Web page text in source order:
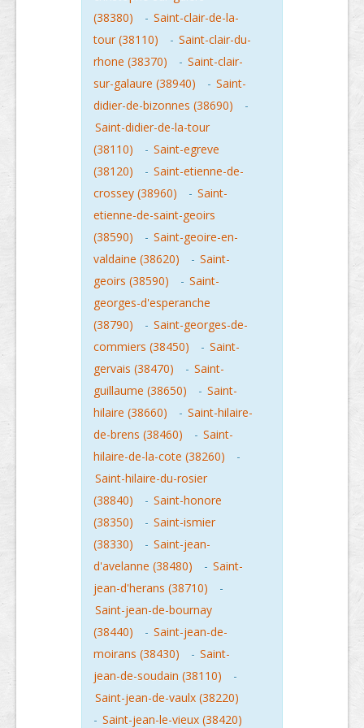
(38380)
- Saint-clair-de-la-
tour (38110)
- Saint-clair-du-
rhone (38370)
- Saint-clair-
sur-galaure (38940)
- Saint-
didier-de-bizonnes (38690)
-
Saint-didier-de-la-tour
(38110)
- Saint-egreve
(38120)
- Saint-etienne-de-
crossey (38960)
- Saint-
etienne-de-saint-geoirs
(38590)
- Saint-geoire-en-
valdaine (38620)
- Saint-
geoirs (38590)
- Saint-
georges-d'esperanche
(38790)
- Saint-georges-de-
commiers (38450)
- Saint-
gervais (38470)
- Saint-
guillaume (38650)
- Saint-
hilaire (38660)
- Saint-hilaire-
de-brens (38460)
- Saint-
hilaire-de-la-cote (38260)
-
Saint-hilaire-du-rosier
(38840)
- Saint-honore
(38350)
- Saint-ismier
(38330)
- Saint-jean-
d'avelanne (38480)
- Saint-
jean-d'herans (38710)
-
Saint-jean-de-bournay
(38440)
- Saint-jean-de-
moirans (38430)
- Saint-
jean-de-soudain (38110)
-
Saint-jean-de-vaulx (38220)
- Saint-jean-le-vieux (38420)